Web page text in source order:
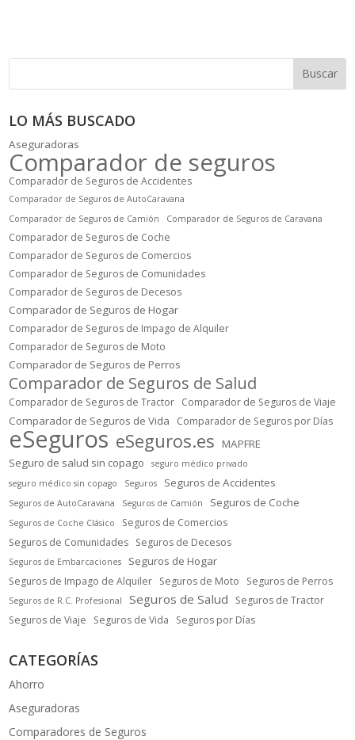
Buscar
LO MÁS BUSCADO
Aseguradoras
Comparador de seguros
Comparador de Seguros de Accidentes
Comparador de Seguros de AutoCaravana
Comparador de Seguros de Camión
Comparador de Seguros de Caravana
Comparador de Seguros de Coche
Comparador de Seguros de Comercios
Comparador de Seguros de Comunidades
Comparador de Seguros de Decesos
Comparador de Seguros de Hogar
Comparador de Seguros de Impago de Alquiler
Comparador de Seguros de Moto
Comparador de Seguros de Perros
Comparador de Seguros de Salud
Comparador de Seguros de Tractor Comparador de Seguros de Viaje
Comparador de Seguros de Vida Comparador de Seguros por Días
eSeguros eSeguros.es MAPFRE
Seguro de salud sin copago
seguro médico privado
seguro médico sin copago
Seguros Seguros de Accidentes
Seguros de AutoCaravana Seguros de Camión Seguros de Coche
Seguros de Coche Clásico
Seguros de Comercios
Seguros de Comunidades Seguros de Decesos
Seguros de Embarcaciones Seguros de Hogar
Seguros de Impago de Alquiler Seguros de Moto Seguros de Perros
Seguros de R.C. Profesional Seguros de Salud
Seguros de Tractor
Seguros de Viaje
Seguros de Vida Seguros por Días
CATEGORÍAS
Ahorro
Aseguradoras
Comparadores de Seguros